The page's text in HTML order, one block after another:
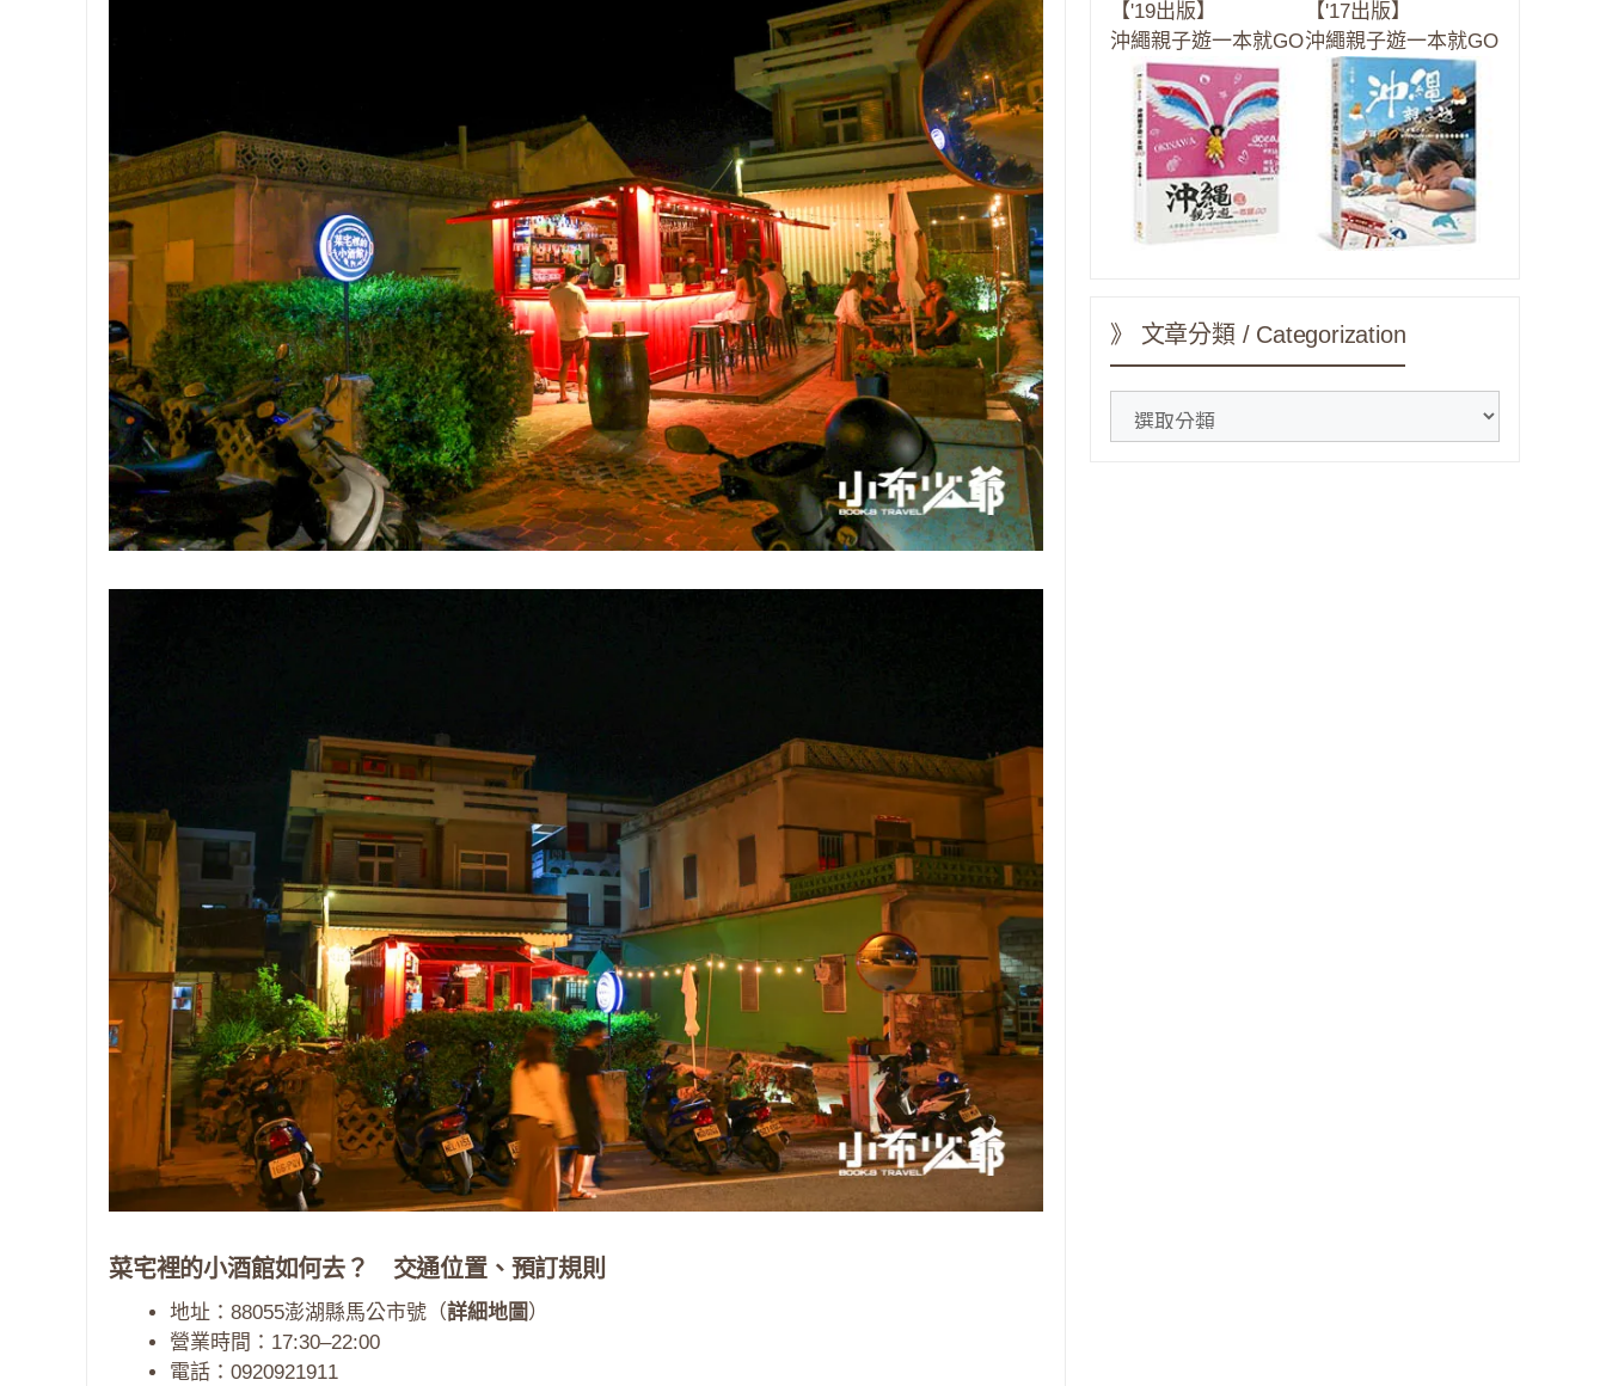
菜宅裡的小酒館如何去？ 交通位置、預訂規則
地址：88055澎湖縣馬公市號（詳細地圖）
營業時間：17:30–22:00
電話：0920921911
【'19出版】
沖繩親子遊一本就GO
【'17出版】
沖繩親子遊一本就GO
》 文章分類 / Categorization